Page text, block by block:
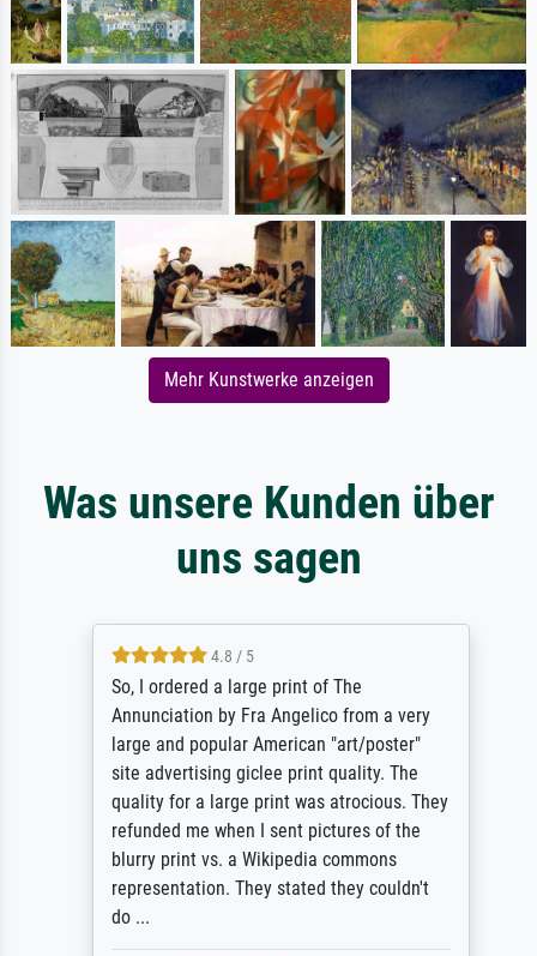
Mehr Kunstwerke anzeigen
Was unsere Kunden über
uns sagen
4.8 / 5
So, I ordered a large print of The
Annunciation by Fra Angelico from a very
large and popular American "art/poster"
site advertising giclee print quality. The
quality for a large print was atrocious. They
refunded me when I sent pictures of the
blurry print vs. a Wikipedia commons
representation. They stated they couldn't
do ...